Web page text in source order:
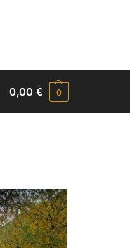
0,00€ 0